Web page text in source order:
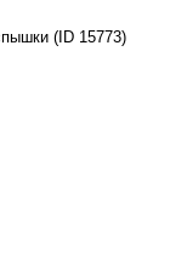
(ID 15773)